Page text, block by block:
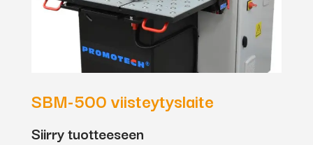
SBM-500 viisteytyslaite
Siirry tuotteeseen